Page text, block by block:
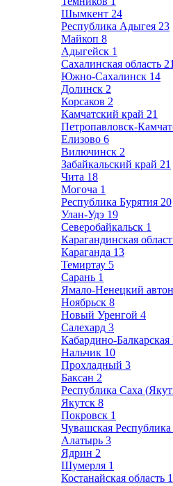
Шымкент 24
Республика Адыгея 23
Майкоп 8
Адыгейск 1
Сахалинская область 21
Южно-Сахалинск 14
Долинск 2
Корсаков 2
Камчатский край 21
Петропавловск-
Елизово 6
Вилючинск 2
Забайкальский край 21
Чита 18
Могоча 1
Республика Бурятия 20
Улан-Удэ 19
Северобайкальск 1
Карагандинская
Караганда 13
Темиртау 5
Сарань 1
Ямало-Ненецкий
Ноябрьск 8
Новый Уренгой 4
Салехард 3
Кабардино-Балкарская
Нальчик 10
Прохладный 3
Баксан 2
Республика Саха
Якутск 8
Покровск 1
Чувашская Республика
Алатырь 3
Ядрин 2
Шумерля 1
Костанайская область